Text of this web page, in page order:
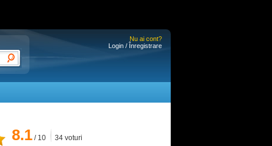
Nu ai cont?
Login / Înregistrare
8.1 / 10 34 voturi